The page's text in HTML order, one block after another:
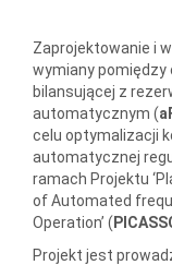
Zaprojektowanie i
wymiany pomiędzy
bilansującej z
automatycznym (
celu optymalizacji
automatycznej
ramach Projektu
of Automated
Operation’ (
Projekt jest